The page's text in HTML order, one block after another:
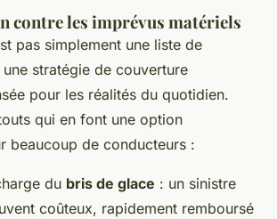
contre les imprévus matériels
pas simplement une liste de
une stratégie de couverture
pour les réalités du quotidien.
qui en font une option
beaucoup de conducteurs :
du bris de glace : un sinistre
coûteux, rapidement remboursé